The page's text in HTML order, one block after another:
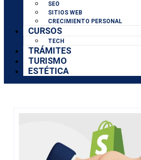
SEO
SITIOS WEB
CRECIMIENTO PERSONAL
CURSOS
TECH
TRÁMITES
TURISMO
ESTÉTICA